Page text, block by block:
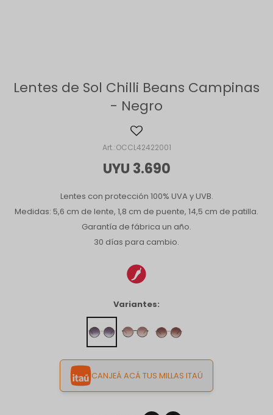
Lentes de Sol Chilli Beans Campinas
- Negro
OCCL42422001
UYU 3.690
Lentes con protección 100% UVA y UVB.
Medidas: 5,6 cm de lente, 1,8 cm de puente, 14,5 cm de patilla.
Garantía de fábrica un año.
30 días para cambio.
Variantes:
CANJEÁ ACÁ TUS MILLAS ITAÚ